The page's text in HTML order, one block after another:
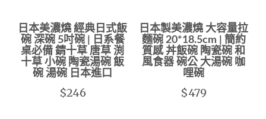
日本美濃燒 經典日式飯
碗 深碗 5吋碗 | 日系餐
桌必備 錆十草 唐草 渕
十草 小碗 陶瓷湯碗 飯
碗 湯碗 日本進口
$246
日本製美濃燒 大容量拉
麵碗 20*18.5cm | 簡約
質感 丼飯碗 陶瓷碗 和
風食器 碗公 大湯碗 咖
哩碗
$479